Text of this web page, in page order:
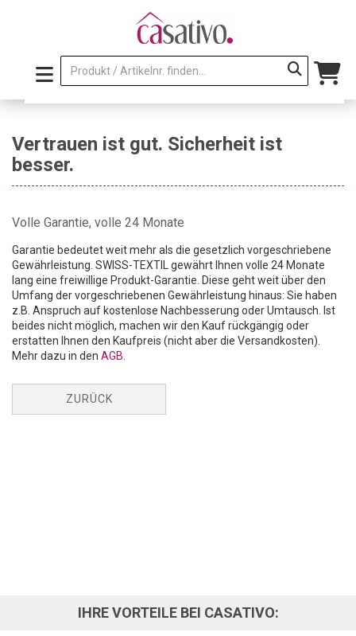
Vertrauen ist gut. Sicherheit ist
besser.
Volle Garantie, volle 24 Monate
Garantie bedeutet weit mehr als die gesetzlich vorgeschriebene
Gewährleistung. SWISS-TEXTIL gewährt Ihnen volle 24 Monate
lang eine freiwillige Produkt-Garantie. Diese geht weit über den
Umfang der vorgeschriebenen Gewährleistung hinaus: Sie haben
z.B. Anspruch auf kostenlose Nachbesserung oder Umtausch. Ist
beides nicht möglich, machen wir den Kauf rückgängig oder
erstatten Ihnen den Kaufpreis (nicht aber die Versandkosten).
Mehr dazu in den AGB.
ZURÜCK
IHRE VORTEILE BEI CASATIVO: